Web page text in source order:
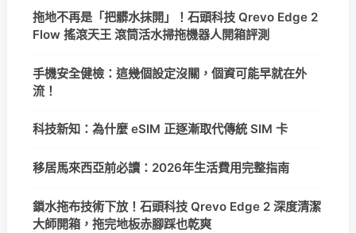
拖地不再是「把髒水抹開」！石頭科技 Qrevo Edge 2
Flow 搖滾天王 滾筒活水掃拖機器人開箱評測
手機安全健檢：這幾個設定沒關，個資可能早就在外
流！
科技新知：為什麼 eSIM 正逐漸取代傳統 SIM 卡
移居馬來西亞前必讀：2026年生活費用完整指南
鎖水拖布技術下放！石頭科技 Qrevo Edge 2 深度清潔
大師開箱，拖完地板赤腳踩也乾爽